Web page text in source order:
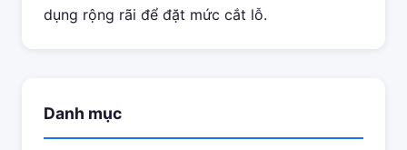
dụng rộng rãi để đặt mức cắt lỗ.
Danh mục